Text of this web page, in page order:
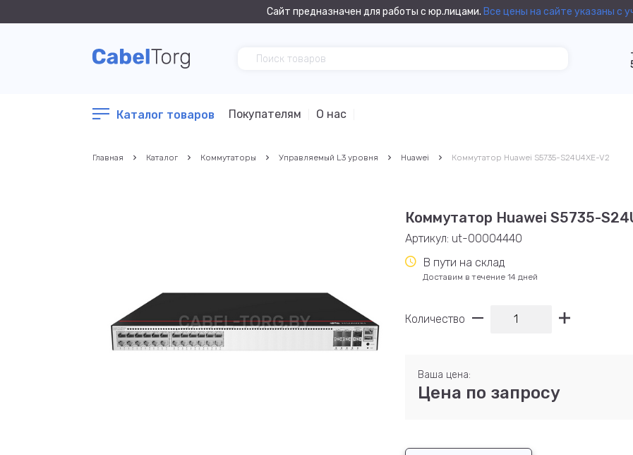
Сайт предназначен для работы с юр.лицами. Все цены на сайте указаны с
Каталог товаров Покупателям О нас
Главная Каталог Коммутаторы Управляемый L3 уровня Huawei Коммутатор Huawei S5735-S24U4XE-V2
Коммутатор Huawei S5735-
Артикул: ut-00004440
В пути на склад
Доставим в течение 14 дней
Количество
Ваша цена:
Цена по запросу